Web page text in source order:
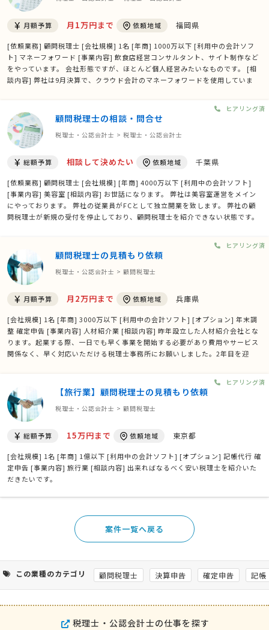
月額予算 月1万円まで 依頼地域 福岡県
[依頼業務] 顧問税理士 [会社規模] 1名 [年商] 1000万以下 [利用中の会計ソフ
ト] マネーフォワード [事業内容] 飲食店経営コンサルタント、サイト制作など
をやっています。 会社形態ですが、ほとんど個人経営みたいなものです。 [相
談内容] 弊社は9月決算で、クラウド会計のマネーフォワードを使用していま
顧問税理士の相談・問合せ
税理士・公認会計士 > 税理士・公認会計士
総額予算 相談して決めたい 依頼地域 千葉県
[依頼業務] 顧問税理士 [会社規模] [年商] 4000万以下 [利用中の会計ソフト]
[事業内容] 美容室 [相談内容] お世話になります。 弊社は美容室運営をメイン
にやっております。 弊社の従業員がFCとして独立開業を致します。 弊社の顧
問税理士が新規の受付を停止しており、顧問税理士を紹介できない状態です。
ヒアリング済
顧問税理士の見積もり依頼
税理士・公認会計士 > 顧問税理士
月額予算 月2万円まで 依頼地域 兵庫県
[会社規模] 1名 [年商] 3000万以下 [利用中の会計ソフト] [オプション] 年末調
整 確定申告 [事業内容] 人材紹介業 [相談内容] 昨年設立した人材紹介会社とな
ります。起業する際、一日でも早く事業を開始する必要があり費用やサービス
関係なく、早く対応いただける税理士事務所にお願いしました。2年目を迎
ヒアリング済
【旅行業】顧問税理士の見積もり依頼
税理士・公認会計士 > 顧問税理士
総額予算 15万円まで 依頼地域 東京都
[会社規模] 1名 [年商] 1億以下 [利用中の会計ソフト] [オプション] 記帳代行 確
定申告 [事業内容] 旅行業 [相談内容] 出来ればなるべく安い税理士を紹介いた
だきたいです。
ヒアリング済
案件一覧へ戻る
この業種のカテゴリ 顧問税理士 決算申告 確定申告 記帳
税理士・公認会計士の仕事を探す